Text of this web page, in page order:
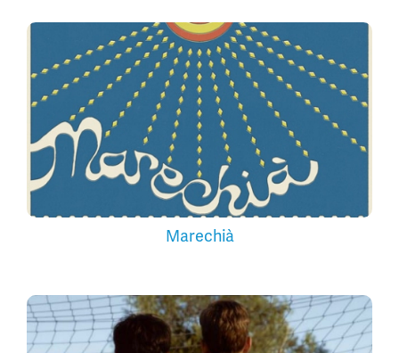
Marechià